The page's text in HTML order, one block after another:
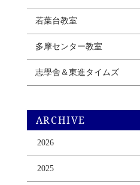
若葉台教室
多摩センター教室
志學舎＆東進タイムズ
ARCHIVE
2026
2025